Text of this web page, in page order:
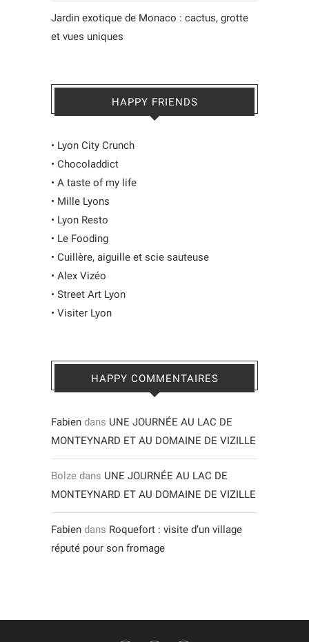
Jardin exotique de Monaco : cactus, grotte
et vues uniques
HAPPY FRIENDS
• Lyon City Crunch
• Chocoladdict
• A taste of my life
• Mille Lyons
• Lyon Resto
• Le Fooding
• Cuillère, aiguille et scie sauteuse
• Alex Vizéo
• Street Art Lyon
• Visiter Lyon
HAPPY COMMENTAIRES
Fabien dans UNE JOURNÉE AU LAC DE
MONTEYNARD ET AU DOMAINE DE VIZILLE
Bolze dans UNE JOURNÉE AU LAC DE
MONTEYNARD ET AU DOMAINE DE VIZILLE
Fabien dans Roquefort : visite d’un village
réputé pour son fromage